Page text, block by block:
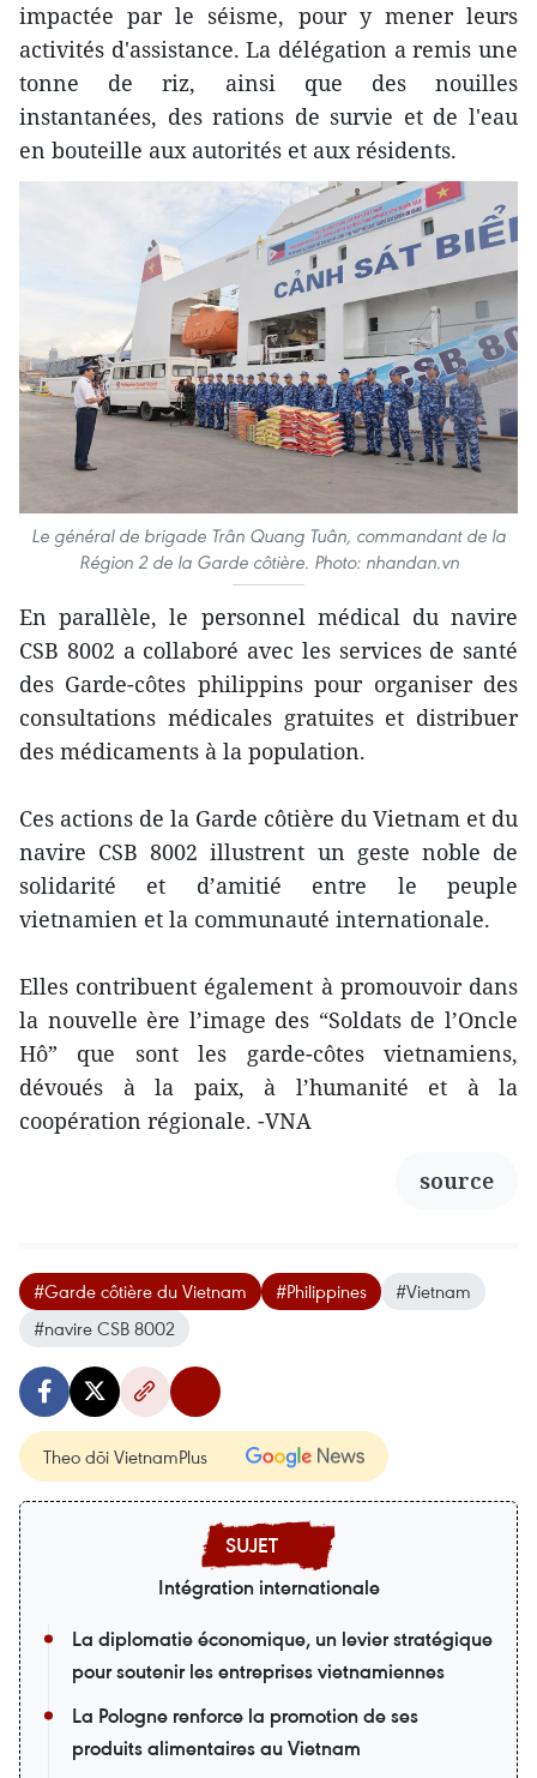
impactée par le séisme, pour y mener leurs
activités d'assistance. La délégation a remis une
tonne de riz, ainsi que des nouilles
instantanées, des rations de survie et de l'eau
en bouteille aux autorités et aux résidents.
Le général de brigade Trân Quang Tuân, commandant de la
Région 2 de la Garde côtière. Photo: nhandan.vn
En parallèle, le personnel médical du navire
CSB 8002 a collaboré avec les services de santé
des Garde-côtes philippins pour organiser des
consultations médicales gratuites et distribuer
des médicaments à la population.
Ces actions de la Garde côtière du Vietnam et du
navire CSB 8002 illustrent un geste noble de
solidarité et d’amitié entre le peuple
vietnamien et la communauté internationale.
Elles contribuent également à promouvoir dans
la nouvelle ère l’image des “Soldats de l’Oncle
Hô” que sont les garde-côtes vietnamiens,
dévoués à la paix, à l’humanité et à la
coopération régionale. -VNA
source
#Garde côtière du Vietnam #Philippines
#Vietnam
#navire CSB 8002
Theo dõi VietnamPlus
Intégration internationale
La diplomatie économique, un levier stratégique
pour soutenir les entreprises vietnamiennes
La Pologne renforce la promotion de ses
produits alimentaires au Vietnam